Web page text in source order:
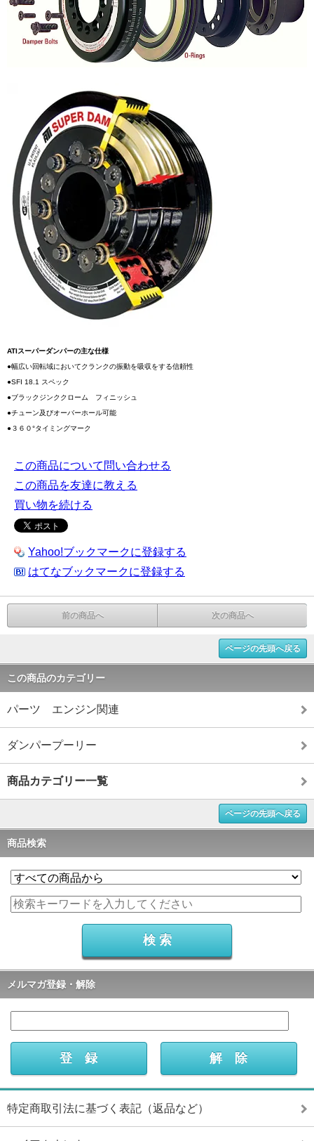
ATIスーパーダンパーの主な仕様
●幅広い回転域においてクランクの振動を吸収をする信頼性
●SFI 18.1 スペック
●ブラックジンククローム フィニッシュ
●チューン及びオーバーホール可能
●３６０°タイミングマーク
この商品について問い合わせる
この商品を友達に教える
買い物を続ける
Yahoo!ブックマークに登録する
はてなブックマークに登録する
前の商品へ 次の商品へ
ページの先頭へ戻る
この商品のカテゴリー
パーツ エンジン関連
ダンパープーリー
商品カテゴリー一覧
ページの先頭へ戻る
商品検索
メルマガ登録・解除
特定商取引法に基づく表記（返品など）